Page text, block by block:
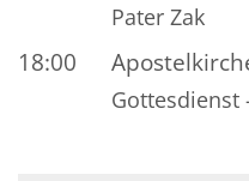
Pater Zak
18:00
Gottesdienst